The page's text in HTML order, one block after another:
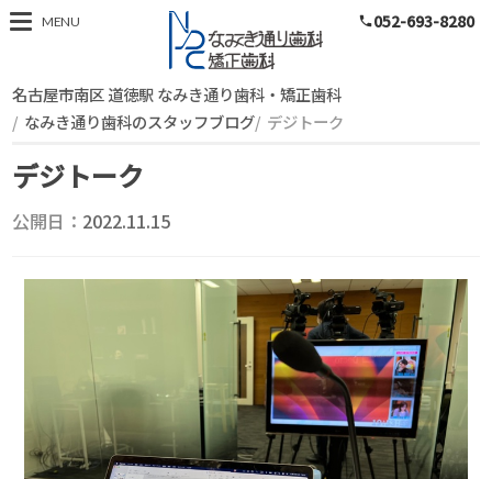
スタッフブログ
MENU phone052-693-8280
名古屋市南区 道徳駅 なみき通り歯科・矯正歯科
なみき通り歯科のスタッフブログ デジトーク
デジトーク
公開日： 2022.11.15